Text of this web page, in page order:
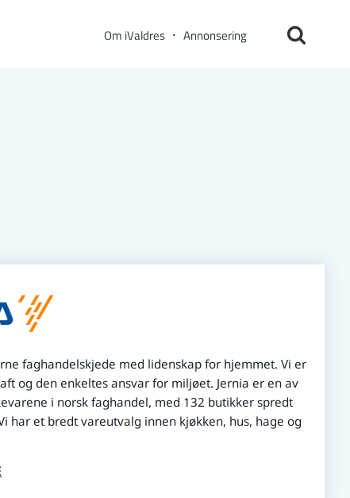
Om iValdres Annonsering
faghandelskjede med lidenskap for hjemmet. Vi er
og den enkeltes ansvar for miljøet. Jernia er en av
i norsk faghandel, med 132 butikker spredt
har et bredt vareutvalg innen kjøkken, hus, hage og